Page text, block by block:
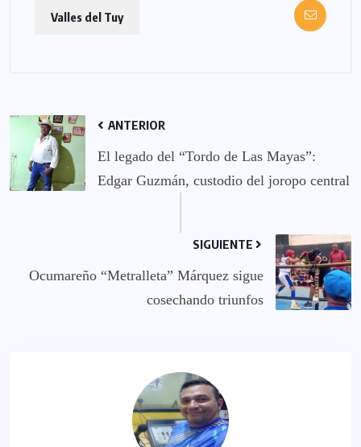
Valles del Tuy
ANTERIOR
El legado del “Tordo de Las Mayas”:
Edgar Guzmán, custodio del joropo central
SIGUIENTE
Ocumareño “Metralleta” Márquez sigue
cosechando triunfos